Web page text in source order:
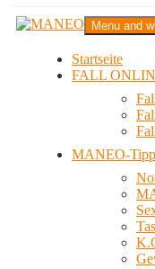
Zum
InhaltMANEO
Das schwule Anti-
Menu and
Startseite
FALL
MANEO-